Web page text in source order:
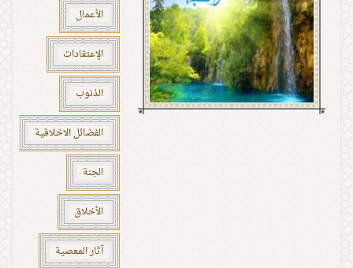
الأعمال
الإعتقادات
الذنوب
الفضائل الاخلاقية
الجنة
الأخلاق
آثار المعصية